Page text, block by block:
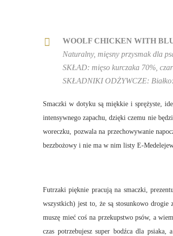
WOOLF CHICKEN WITH
Naturalny, mięsny przysmak dla
SKŁAD: mięso kurczaka 70%,
SKŁADNIKI ODŻYWCZE: Białko:
Smaczki w dotyku są miękkie i sprężyste,
intensywnego zapachu, dzięki czemu nie
woreczku, pozwala na przechowywanie
bezzbożowy i nie ma w nim listy E-
Futrzaki pięknie pracują na smaczki,
wszystkich) jest to, że są stosunkowo
muszę mieć coś na przekupstwo psów, a
czas potrzebujesz super bodźca dla psiaka,